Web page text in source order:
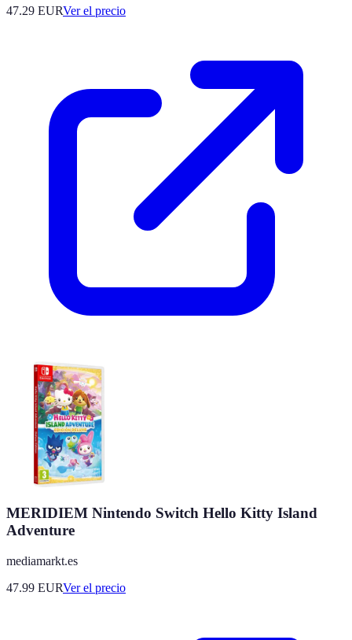
47.29 EURVer el precio
MERIDIEM Nintendo Switch Hello Kitty Island
Adventure
mediamarkt.es
47.99 EURVer el precio